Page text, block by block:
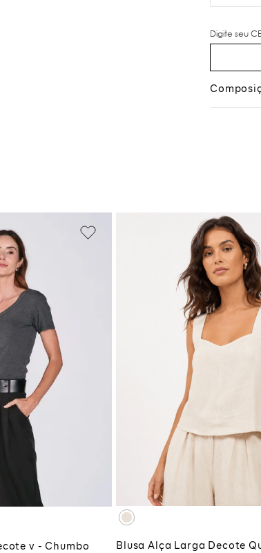
G
SACOLA
v - Chumbo
M
P
ADICIONAR À
Blusa Alça Larga Decote